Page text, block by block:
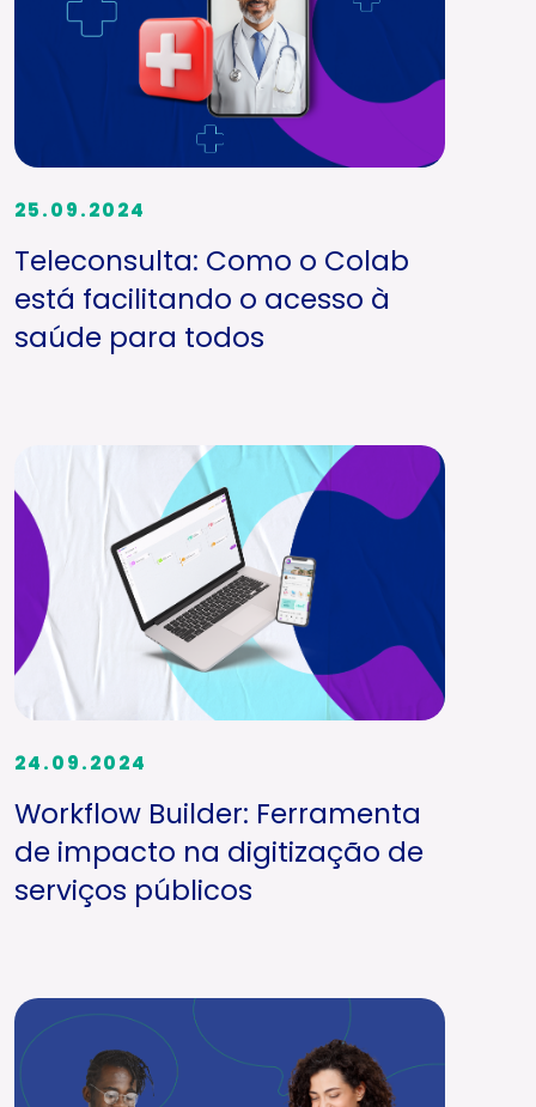
25.09.2024
Teleconsulta: Como o Colab
está facilitando o acesso à
saúde para todos
24.09.2024
Workflow Builder: Ferramenta
de impacto na digitização de
serviços públicos